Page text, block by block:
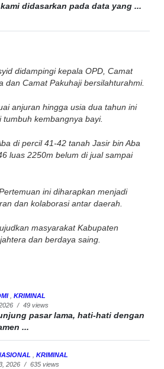
didasarkan pada data yang ...
didampingi kepala OPD, Camat
dan Camat Pakuhaji bersilahturahmi.
anjuran hingga usia dua tahun ini
kembangnya bayi.
di percil 41-42 tanah Jasir bin Aba
luas 2250m belum di jual sampai
ini diharapkan menjadi
dan kolaborasi antar daerah.
masyarakat Kabupaten
dan berdaya saing.
KRIMINAL
/ 49 views
pasar lama, hati-hati dengan
...
KRIMINAL
2026 / 635 views